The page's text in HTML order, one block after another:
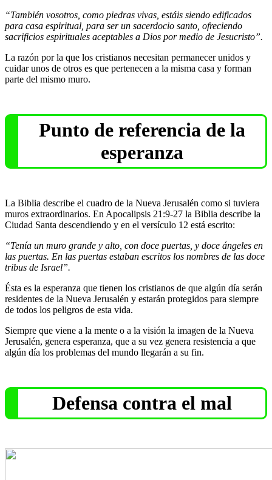
“También vosotros, como piedras vivas, estáis siendo edificados
para casa espiritual, para ser un sacerdocio santo, ofreciendo
sacrificios espirituales aceptables a Dios por medio de Jesucristo”.
La razón por la que los cristianos necesitan permanecer unidos y
cuidar unos de otros es que pertenecen a la misma casa y forman
parte del mismo muro.
Punto de referencia de la
esperanza
La Biblia describe el cuadro de la Nueva Jerusalén como si tuviera
muros extraordinarios. En Apocalipsis 21:9-27 la Biblia describe la
Ciudad Santa descendiendo y en el versículo 12 está escrito:
“Tenía un muro grande y alto, con doce puertas, y doce ángeles en
las puertas. En las puertas estaban escritos los nombres de las doce
tribus de Israel”.
Ésta es la esperanza que tienen los cristianos de que algún día serán
residentes de la Nueva Jerusalén y estarán protegidos para siempre
de todos los peligros de esta vida.
Siempre que viene a la mente o a la visión la imagen de la Nueva
Jerusalén, genera esperanza, que a su vez genera resistencia a que
algún día los problemas del mundo llegarán a su fin.
Defensa contra el mal